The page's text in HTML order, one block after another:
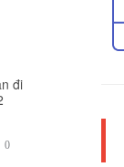
đi
0BÌNH